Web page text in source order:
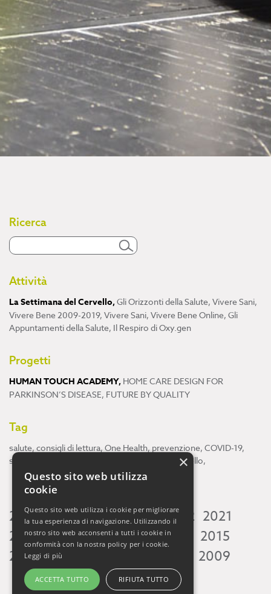
Ricerca
Attività
La Settimana del Cervello,Gli Orizzonti della Salute, Vivere Sani,
Vivere Bene 2009-2019, Vivere Sani, Vivere Bene Online, Gli
Appuntamenti della Salute, Il Respiro di Oxy.gen
Progetti
HUMAN TOUCH ACADEMY, HOME CARE DESIGN FOR
PARKINSON’S DISEASE, FUTURE BY QUALITY
Tag
salute, consigli di lettura, One Health, prevenzione, COVID-19,
scienza
cervello,
2026 2025 2024 2023 2022 2021
2020 2019 2018 2017 2016
2015
2014 2013 2009
×
Questo sito web utilizza
cookie
Questo sito web utilizza i cookie per migliorare
la tua esperienza di navigazione. Utilizzando il
nostro sito web acconsenti a tutti i cookie in
conformità con la nostra policy per i cookie.
Leggi di più
ACCETTA TUTTO RIFIUTA TUTTO